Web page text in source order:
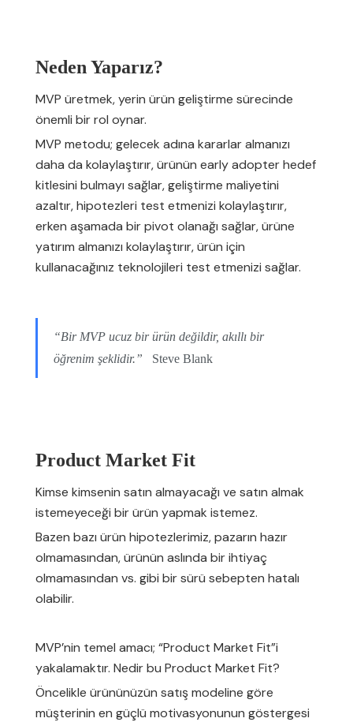
Neden Yaparız?
MVP üretmek, yerin ürün geliştirme sürecinde
önemli bir rol oynar.
MVP metodu; gelecek adına kararlar almanızı
daha da kolaylaştırır, ürünün early adopter hedef
kitlesini bulmayı sağlar, geliştirme maliyetini
azaltır, hipotezleri test etmenizi kolaylaştırır,
erken aşamada bir pivot olanağı sağlar, ürüne
yatırım almanızı kolaylaştırır, ürün için
kullanacağınız teknolojileri test etmenizi sağlar.
“Bir MVP ucuz bir ürün değildir, akıllı bir
öğrenim şeklidir.” Steve Blank
Product Market Fit
Kimse kimsenin satın almayacağı ve satın almak
istemeyeceği bir ürün yapmak istemez.
Bazen bazı ürün hipotezlerimiz, pazarın hazır
olmamasından, ürünün aslında bir ihtiyaç
olmamasından vs. gibi bir sürü sebepten hatalı
olabilir.
MVP’nin temel amacı; “Product Market Fit”i
yakalamaktır. Nedir bu Product Market Fit?
Öncelikle ürününüzün satış modeline göre
müşterinin en güçlü motivasyonunun göstergesi